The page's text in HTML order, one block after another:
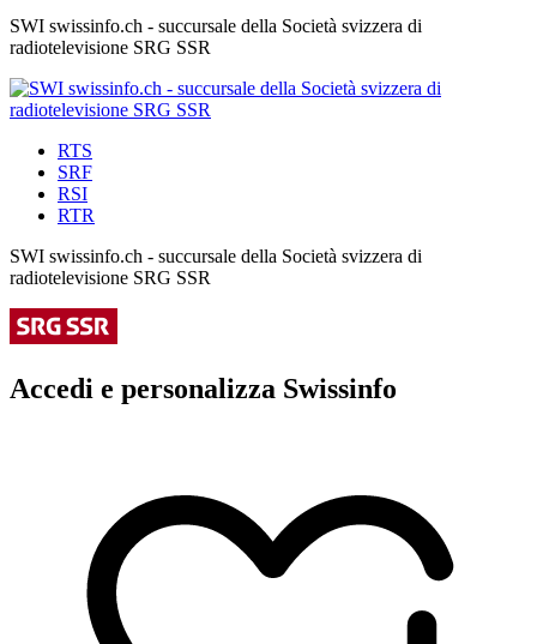
SWI swissinfo.ch - succursale della Società svizzera di
radiotelevisione SRG SSR
RTS
SRF
RSI
RTR
SWI swissinfo.ch - succursale della Società svizzera di
radiotelevisione SRG SSR
Accedi e personalizza Swissinfo